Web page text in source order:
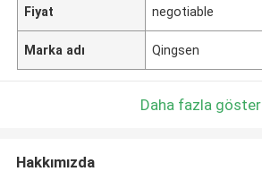
Fiyat negotiable
Marka adı Qingsen
Daha fazla göster
Hakkımızda